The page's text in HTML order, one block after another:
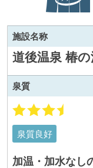
施設名称
道後温泉 椿の
泉質
泉質良好
加温・加水なし